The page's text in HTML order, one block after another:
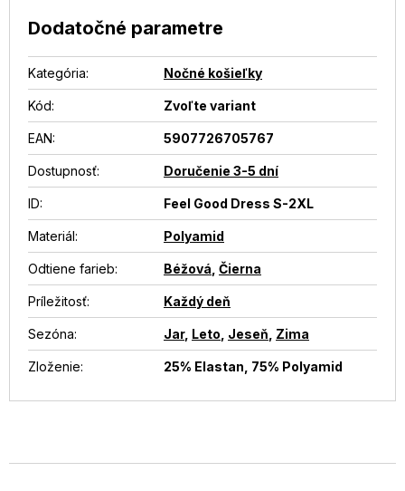
Dodatočné parametre
Kategória: Nočné košieľky
Kód: Zvoľte variant
EAN: 5907726705767
Dostupnosť: Doručenie 3-5 dní
ID: Feel Good Dress S-2XL
Materiál: Polyamid
Odtiene farieb: Béžová Čierna
Príležitosť: Každý deň
Sezóna: Jar, Leto Jeseň Zima
Zloženie: 25% Elastan, 75% Polyamid